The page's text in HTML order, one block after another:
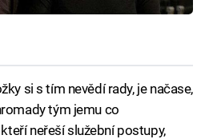
si s tím nevědí rady, je načase,
tým jemu co
neřeší služební postupy,